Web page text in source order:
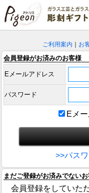
ご利用案内 お
会員登録がお済みのお客様
Eメールアドレス
パスワード
Eメ
>>パス
まだご登録がお済みでない
会員登録をしていた